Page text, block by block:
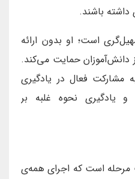
داشته باشند.
است؛ او بدون ارائه
دانش‌آموزان حمایت می‌کند.
مشارکت فعال در یادگیری
و یادگیری نحوه غلبه بر
است که اجرای همه‌ی